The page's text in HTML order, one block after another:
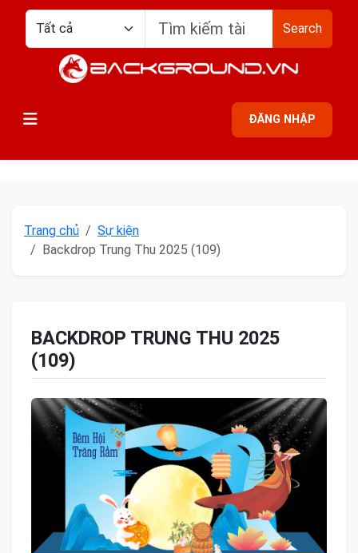
Search
ĐĂNG NHẬP
Trang chủ
Sự kiện
Backdrop Trung Thu 2025 (109)
BACKDROP TRUNG THU 2025
(109)